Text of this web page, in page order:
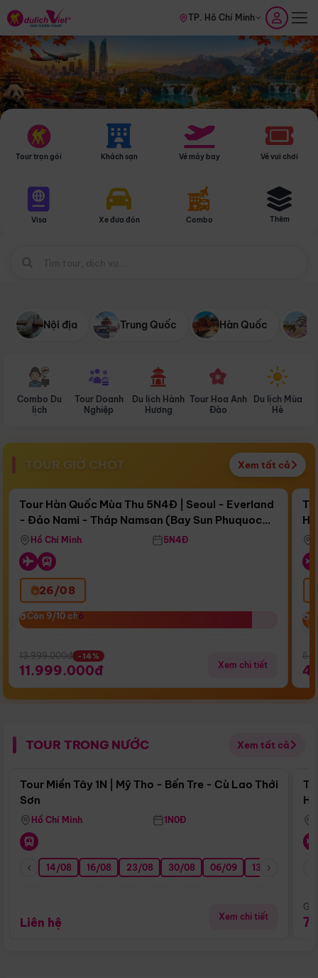
TP. Hồ Chí Minh
Tour trọn gói Khách sạn Vé máy bay Vé vui chơi
Visa Xe đưa đón Combo Thêm
Nội địa Trung Quốc Hàn Quốc
Combo Du
lịch
Tour Doanh
Nghiệp
Du lịch Hành
Hương
Tour Hoa Anh
Đào
Du lịch Mùa
Hè
TOUR GIỜ CHÓT Xem tất cả
Còn16 ngày 19:48:39
Bay Sun Phuquoc Airways
Điểm nổi bật
Tour Hàn Quốc Mùa Thu 5N4Đ | Seoul - Everland
- Đảo Nami - Tháp Namsan (Bay Sun Phuquoc
Airways)
Hồ Chí Minh 5N4Đ
26/08
Còn 9/10 chỗ
Còn 9/10 chỗ
13.999.000đ -14%
11.999.000đ Xem chi tiết
TOUR TRONG NƯỚC Xem tất cả
Điểm nổi bật
Tour Miền Tây 1N | Mỹ Tho - Bến Tre - Cù Lao Thới
Sơn
Hồ Chí Minh 1N0Đ
14/08 16/08 23/08 30/08 06/09 13/09
Liên hệ Xem chi tiết